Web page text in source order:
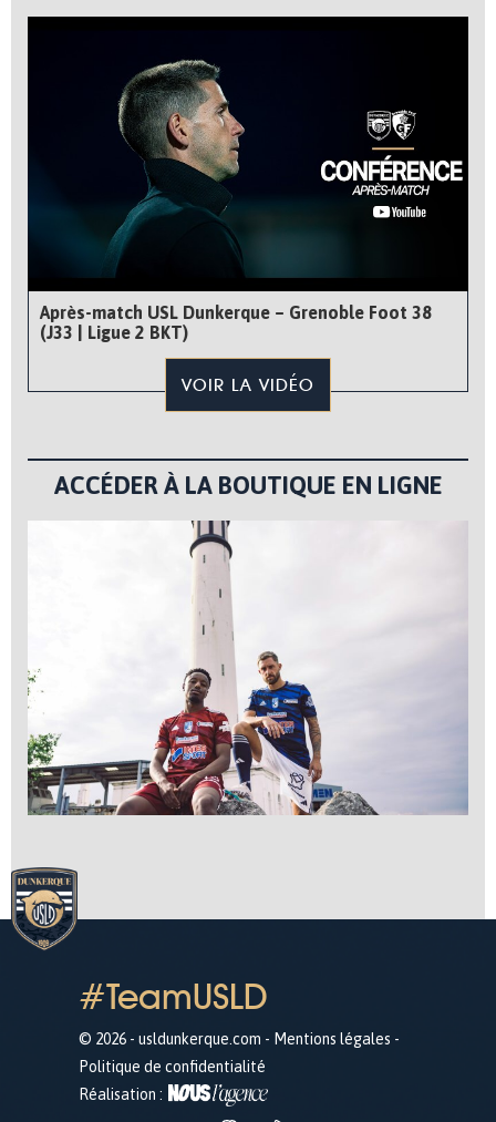
Après-match USL Dunkerque – Grenoble Foot 38
(J33 | Ligue 2 BKT)
VOIR LA VIDÉO
ACCÉDER À LA BOUTIQUE EN LIGNE
#TeamUSLD
© 2026 - usldunkerque.com - Mentions légales -
Politique de confidentialité
Réalisation :